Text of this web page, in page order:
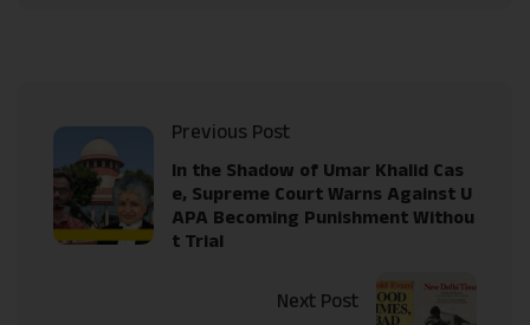
Previous Post
In the Shadow of Umar Khalid Cas
e, Supreme Court Warns Against U
APA Becoming Punishment Withou
t Trial
Next Post